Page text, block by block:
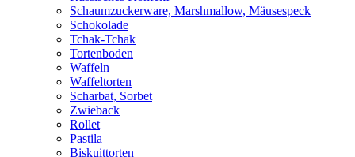
Schaumzuckerware, Marshmallow, Mäusespeck
Schokolade
Tchak-Tchak
Tortenboden
Waffeln
Waffeltorten
Scharbat, Sorbet
Zwieback
Rollet
Pastila
Biskuittorten